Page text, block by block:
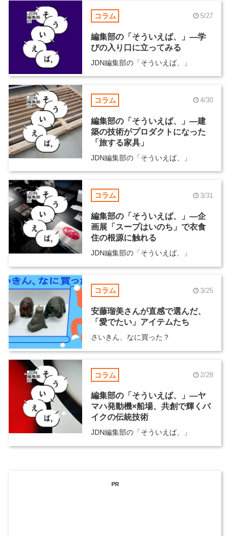
コラム 5/27
編集部の「そういえば、」―学
びの入り口に立ってみる
JDN編集部の「そういえば、」
コラム 4/30
編集部の「そういえば、」―建
築の技術がプロダクトになった
「旅する家具」
JDN編集部の「そういえば、」
コラム 3/31
編集部の「そういえば、」―企
画展「スープはいのち」で衣食
住の根源に触れる
JDN編集部の「そういえば、」
コラム 3/25
安藤瑠美さんが直感で選んだ、
「愛でたい」アイテムたち
さいきん、なに買った？
コラム 2/28
編集部の「そういえば、」―ヤ
マハ発動機×船場、共創で輝くバ
イクの伝統技術
JDN編集部の「そういえば、」
PR